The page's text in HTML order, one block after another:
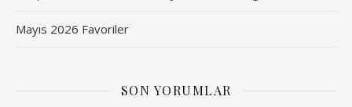
Mayıs 2026 Favoriler
SON YORUMLAR